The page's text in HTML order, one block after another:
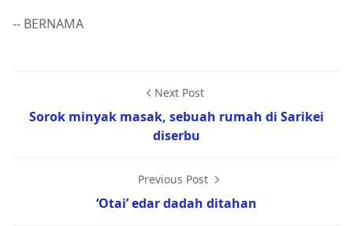
-- BERNAMA
Next Post
Sorok minyak masak, sebuah rumah di Sarikei
diserbu
Previous Post
‘Otai’ edar dadah ditahan